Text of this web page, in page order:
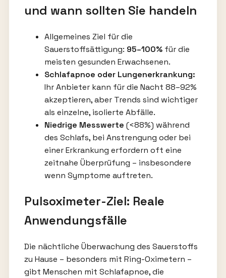
und wann sollten Sie handeln
Allgemeines Ziel für die
Sauerstoffsättigung: 95–100%für die
meisten gesunden Erwachsenen.
Schlafapnoe oder Lungenerkrankung:
Ihr Anbieter kann für die Nacht 88–92%
akzeptieren, aber Trends sind wichtiger
als einzelne, isolierte Abfälle.
Niedrige Messwerte (<88%) während
des Schlafs, bei Anstrengung oder bei
einer Erkrankung erfordern oft eine
zeitnahe Überprüfung – insbesondere
wenn Symptome auftreten.
Pulsoximeter-Ziel: Reale
Anwendungsfälle
Die nächtliche Überwachung des Sauerstoffs
zu Hause – besonders mit Ring-Oximetern –
gibt Menschen mit Schlafapnoe, die